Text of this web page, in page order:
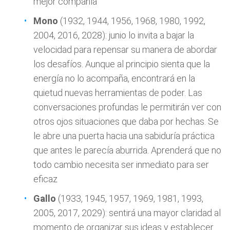
Mono (1932, 1944, 1956, 1968, 1980, 1992,
2004, 2016, 2028): junio lo invita a bajar la
velocidad para repensar su manera de abordar
los desafíos. Aunque al principio sienta que la
energía no lo acompaña, encontrará en la
quietud nuevas herramientas de poder. Las
conversaciones profundas le permitirán ver con
otros ojos situaciones que daba por hechas. Se
le abre una puerta hacia una sabiduría práctica
que antes le parecía aburrida. Aprenderá que no
todo cambio necesita ser inmediato para ser
eficaz
Gallo (1933, 1945, 1957, 1969, 1981, 1993,
2005, 2017, 2029): sentirá una mayor claridad al
momento de organizar sus ideas y establecer